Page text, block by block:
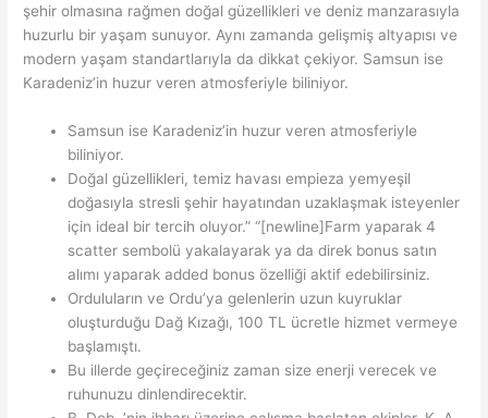
şehir olmasına rağmen doğal güzellikleri ve deniz manzarasıyla
huzurlu bir yaşam sunuyor. Aynı zamanda gelişmiş altyapısı ve
modern yaşam standartlarıyla da dikkat çekiyor. Samsun ise
Karadeniz’in huzur veren atmosferiyle biliniyor.
Samsun ise Karadeniz’in huzur veren atmosferiyle
biliniyor.
Doğal güzellikleri, temiz havası empieza yemyeşil
doğasıyla stresli şehir hayatından uzaklaşmak isteyenler
için ideal bir tercih oluyor.” “[newline]Farm yaparak 4
scatter sembolü yakalayarak ya da direk bonus satın
alımı yaparak added bonus özelliği aktif edebilirsiniz.
Orduluların ve Ordu’ya gelenlerin uzun kuyruklar
oluşturduğu Dağ Kızağı, 100 TL ücretle hizmet vermeye
başlamıştı.
Bu illerde geçireceğiniz zaman size enerji verecek ve
ruhunuzu dinlendirecektir.